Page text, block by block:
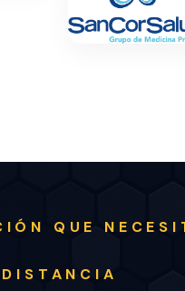
QUE